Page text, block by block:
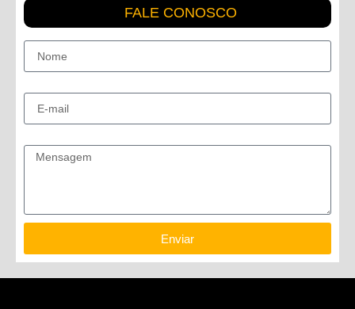
FALE CONOSCO
Enviar